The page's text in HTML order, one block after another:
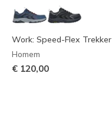
Work: Speed-Flex Trekker
Homem
€ 120,00